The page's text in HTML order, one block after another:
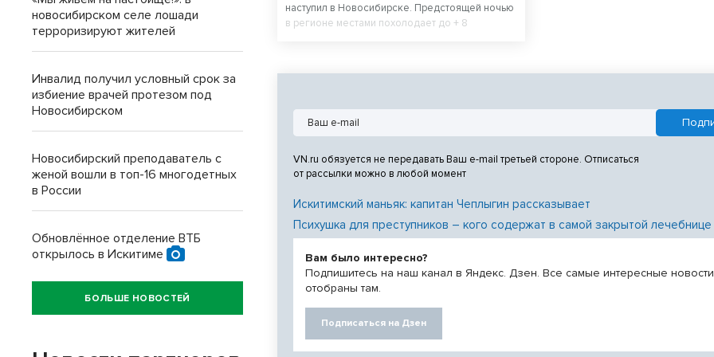
наступил в Новосибирске. Предстоящей ночью
в регионе местами похолодает до + 8
VN.ru обязуется не передавать Ваш e-mail третьей стороне. Отписаться
от рассылки можно в любой момент
Искитимский маньяк: капитан Чеплыгин рассказывает
Психушка для преступников – кого содержат в самой закрытой
Вам было интересно?
Подпишитесь на наш канал в Яндекс. Дзен. Все самые интересные новости
отобраны там.
Подписаться на Дзен
новосибирском селе лошади
терроризируют жителей
Инвалид получил условный срок за
избиение врачей протезом под
Новосибирском
Новосибирский преподаватель с
женой вошли в топ-16 многодетных
в России
Обновлённое отделение ВТБ
открылось в Искитиме
БОЛЬШЕ НОВОСТЕЙ